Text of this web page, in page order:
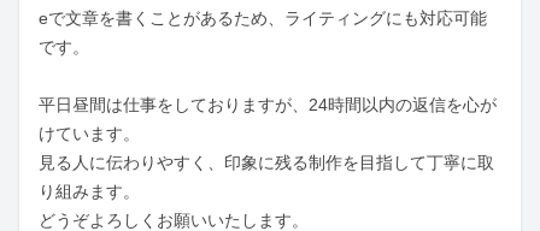
eで文章を書くことがあるため、ライティングにも対応可能
です。
平日昼間は仕事をしておりますが、24時間以内の返信を心が
けています。
見る人に伝わりやすく、印象に残る制作を目指して丁寧に取
り組みます。
どうぞよろしくお願いいたします。